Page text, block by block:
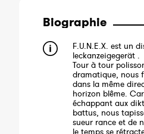
Biographie
F.U.N.E.X. est un
leckanzeigegerät .
Tour à tour
dramatique, nous
dans la même
horizon blême.
échappant aux
battus, nous
sueur rance et de
le temps se